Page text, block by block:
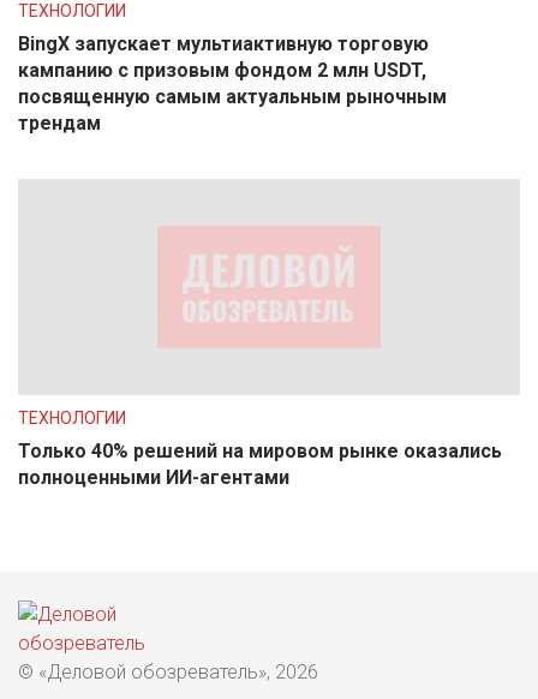
ТЕХНОЛОГИИ
BingX запускает мультиактивную торговую
кампанию с призовым фондом 2 млн USDT,
посвященную самым актуальным рыночным
трендам
ТЕХНОЛОГИИ
Только 40% решений на мировом рынке оказались
полноценными ИИ-агентами
© «Деловой обозреватель», 2026